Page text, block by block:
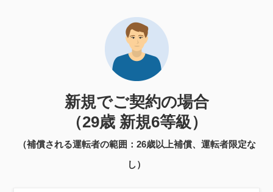
新規でご契約の場合
（29歳 新規6等級）
（補償される運転者の範囲：26歳以上補償、運転者限定な
し）